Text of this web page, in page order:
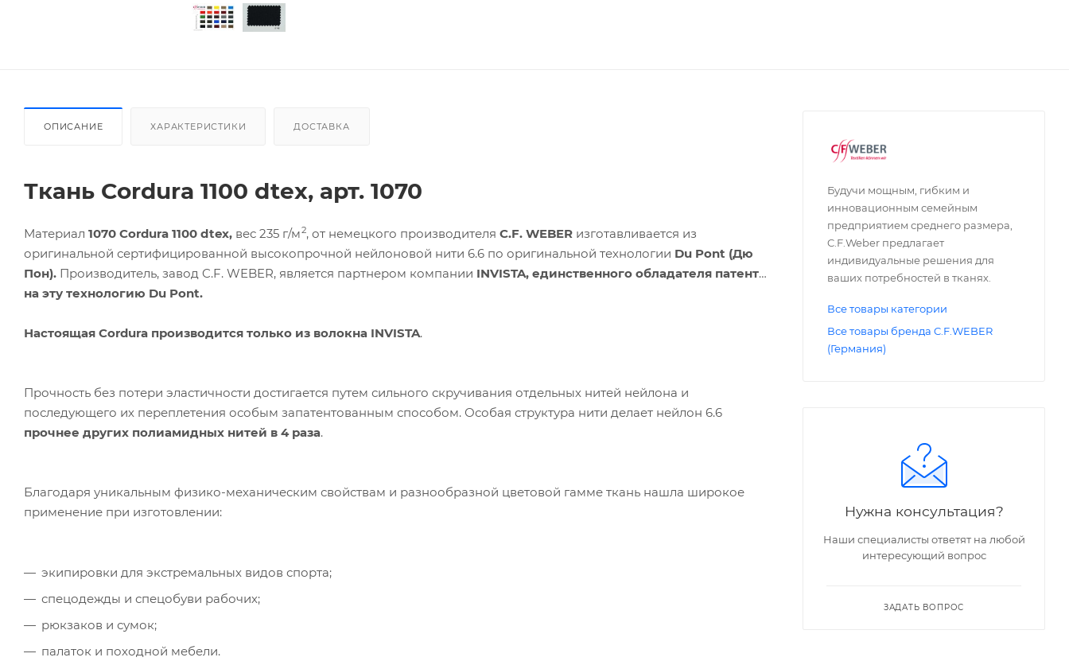
ОПИСАНИЕ ХАРАКТЕРИСТИКИ ДОСТАВКА
Ткань Cordura 1100 dtex, арт. 1070
Материал 1070 Cordura 1100 dtex, вес 235 г/м2, от немецкого производителя C.F. WEBER изготавливается из
оригинальной сертифицированной высокопрочной нейлоновой нити 6.6 по оригинальной технологии Du Pont (Дю
Пон). Производитель, завод C.F. WEBER, является партнером компании INVISTA, единственного обладателя патента
на эту технологию Du Pont.
Настоящая Сordura производится только из волокна INVISTA.
Прочность без потери эластичности достигается путем сильного скручивания отдельных нитей нейлона и
последующего их переплетения особым запатентованным способом. Особая структура нити делает нейлон 6.6
прочнее других полиамидных нитей в 4 раза.
Благодаря уникальным физико-механическим свойствам и разнообразной цветовой гамме ткань нашла широкое
применение при изготовлении:
экипировки для экстремальных видов спорта;
спецодежды и спецобуви рабочих;
рюкзаков и сумок;
палаток и походной мебели.
Будучи мощным, гибким и
инновационным семейным
предприятием среднего размера,
C.F.Weber предлагает
индивидуальные решения для
ваших потребностей в тканях.
Все товары категории
Все товары бренда C.F.WEBER
(Германия)
Нужна консультация?
Наши специалисты ответят на любой
интересующий вопрос
ЗАДАТЬ ВОПРОС